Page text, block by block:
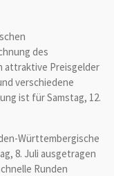
des
attraktive Preisgelder
verschiedene
ist für Samstag, 12.
Württembergische
8. Juli ausgetragen
Runden